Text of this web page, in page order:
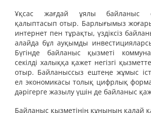
Ұқсас жағдай ұялы байланыс
қалыптасып отыр. Барлығымыз
интернет пен тұрақты, үздіксіз
алайда бұл ауқымды
Бүгінде байланыс қызметі
секілді халыққа қажет негізгі
отыр. Байланыссыз ештеңе жұмыс
ел экономикасы толық цифрлық
дәрігерге жазылу үшін де байланыс
Байланыс қызметінің құнының қалай